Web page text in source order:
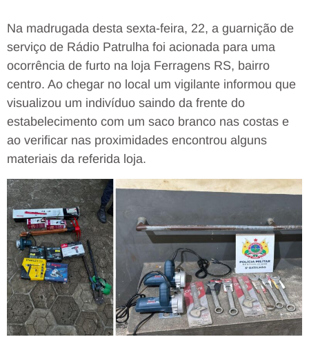
Na madrugada desta sexta-feira, 22, a guarnição de
serviço de Rádio Patrulha foi acionada para uma
ocorrência de furto na loja Ferragens RS, bairro
centro. Ao chegar no local um vigilante informou que
visualizou um indivíduo saindo da frente do
estabelecimento com um saco branco nas costas e
ao verificar nas proximidades encontrou alguns
materiais da referida loja.